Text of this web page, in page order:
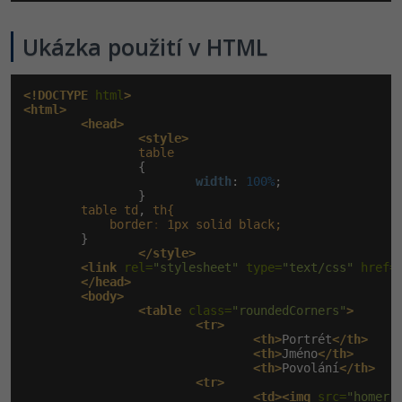
Ukázka použití v HTML
<!DOCTYPE html >
<html>
<head>
<style>
table
                {
width : 100%;
                }
table td , th{
border: 1px solid
black;
        }
</style>
<link rel="stylesheet" type="text/css" href=
</head>
<body>
<table class="roundedCorners">
<tr>
<th>Portrét</th>
<th>Jméno</th>
<th>Povolání</th>
<tr>
<td><img src=